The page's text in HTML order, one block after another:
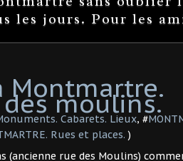
les jours. Pour les
Montmartre.
moulins.
Cabarets. Lieux, #
Rues et places. )
(ancienne rue des Moulins)